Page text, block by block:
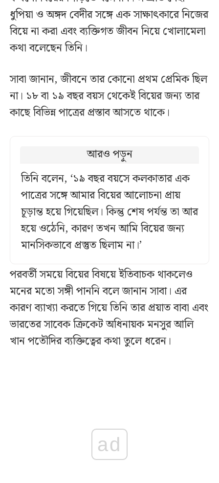
ধুপিয়া ও অঙ্গদ বেদীর সঙ্গে এক সাক্ষাৎকারে নিজের
বিয়ে না করা এবং ব্যক্তিগত জীবন নিয়ে খোলামেলা
কথা বলেছেন তিনি।
সাবা জানান, জীবনে তার কোনো প্রথম প্রেমিক ছিল
না। ১৮ বা ১৯ বছর বয়স থেকেই বিয়ের জন্য তার
কাছে বিভিন্ন পাত্রের প্রস্তাব আসতে থাকে।
আরও পড়ুন
তিনি বলেন, ‘১৯ বছর বয়সে কলকাতার এক
পাত্রের সঙ্গে আমার বিয়ের আলোচনা প্রায়
চূড়ান্ত হয়ে গিয়েছিল। কিন্তু শেষ পর্যন্ত তা আর
হয়ে ওঠেনি, কারণ তখন আমি বিয়ের জন্য
মানসিকভাবে প্রস্তুত ছিলাম না।’
পরবর্তী সময়ে বিয়ের বিষয়ে ইতিবাচক থাকলেও
মনের মতো সঙ্গী পাননি বলে জানান সাবা। এর
কারণ ব্যাখ্যা করতে গিয়ে তিনি তার প্রয়াত বাবা এবং
ভারতের সাবেক ক্রিকেট অধিনায়ক মনসুর আলি
খান পতৌদির ব্যক্তিত্বের কথা তুলে ধরেন।
ad